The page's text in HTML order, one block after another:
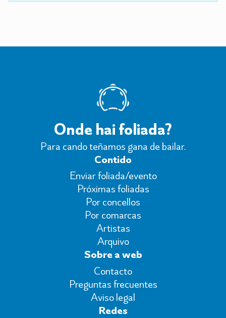
Onde hai foliada?
Para cando teñamos gana de bailar.
Contido
Enviar foliada/evento
Próximas foliadas
Por concellos
Por comarcas
Artistas
Arquivo
Sobre a web
Contacto
Preguntas frecuentes
Aviso legal
Redes